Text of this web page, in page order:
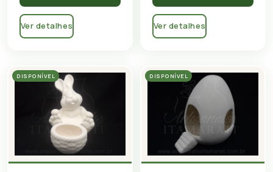
Ver detalhes Ver detalhes
DISPONÍVEL DISPONÍVEL